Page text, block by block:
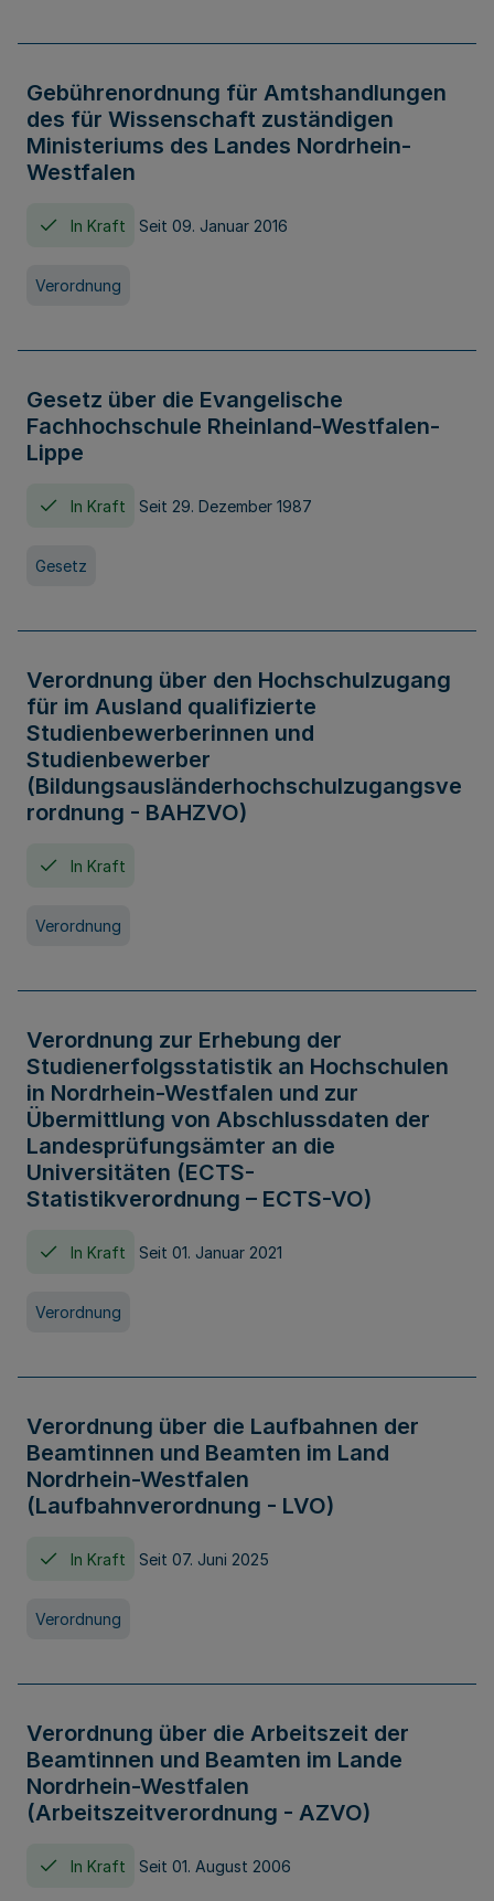
Gebührenordnung für Amtshandlungen
des für Wissenschaft zuständigen
Ministeriums des Landes Nordrhein-
Westfalen
In Kraft Seit 09. Januar 2016
Verordnung
Gesetz über die Evangelische
Fachhochschule Rheinland-Westfalen-
Lippe
In Kraft Seit 29. Dezember 1987
Gesetz
Verordnung über den Hochschulzugang
für im Ausland qualifizierte
Studienbewerberinnen und
Studienbewerber
(Bildungsausländerhochschulzugangsve
rordnung - BAHZVO)
In Kraft
Verordnung
Verordnung zur Erhebung der
Studienerfolgsstatistik an Hochschulen
in Nordrhein-Westfalen und zur
Übermittlung von Abschlussdaten der
Landesprüfungsämter an die
Universitäten (ECTS-
Statistikverordnung – ECTS-VO)
In Kraft Seit 01. Januar 2021
Verordnung
Verordnung über die Laufbahnen der
Beamtinnen und Beamten im Land
Nordrhein-Westfalen
(Laufbahnverordnung - LVO)
In Kraft Seit 07. Juni 2025
Verordnung
Verordnung über die Arbeitszeit der
Beamtinnen und Beamten im Lande
Nordrhein-Westfalen
(Arbeitszeitverordnung - AZVO)
In Kraft Seit 01. August 2006